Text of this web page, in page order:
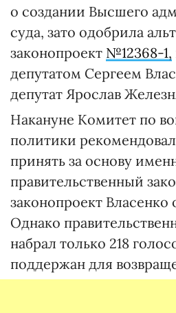
о создании Высшего
суда, зато одобрила
законопроект №12368-1,
депутатом Сергеем
депутат Ярослав
Накануне Комитет по
политики
принять за основу
правительственный
законопроект Власенко
Однако
набрал только 218
поддержан для